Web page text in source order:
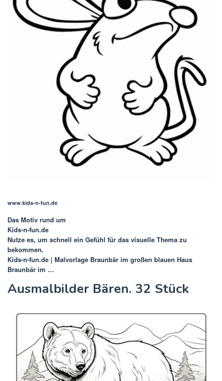
www.kids-n-fun.de
Das Motiv rund um
Kids-n-fun.de
Nutze es, um schnell ein Gefühl für das visuelle Thema zu
bekommen.
Kids-n-fun.de | Malvorlage Braunbär im großen blauen Haus
Braunbär im …
Ausmalbilder Bären. 32 Stück